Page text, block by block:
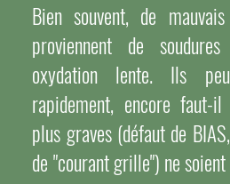
Bien souvent, de
proviennent de
oxydation lente. Ils
rapidement, encore faut-
plus graves (défaut de
de "courant grille") ne